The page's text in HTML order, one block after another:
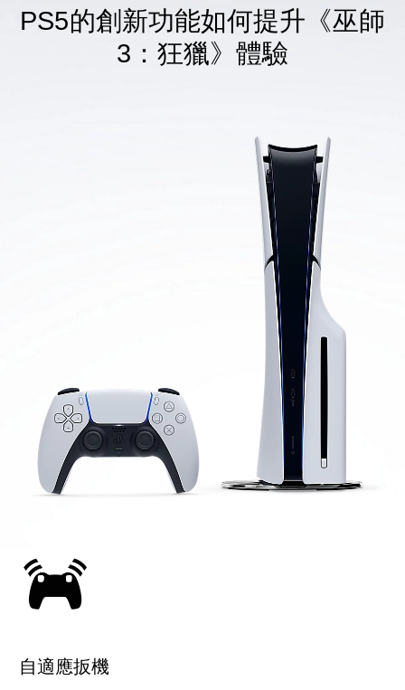
PS5的創新功能如何提升《巫師
3：狂獵》體驗
自適應扳機